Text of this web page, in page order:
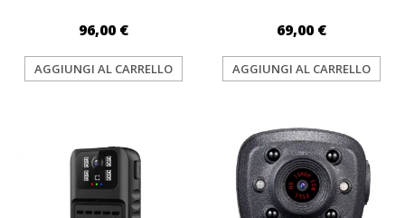
96,00 €
AGGIUNGI AL CARRELLO
69,00 €
AGGIUNGI AL CARRELLO